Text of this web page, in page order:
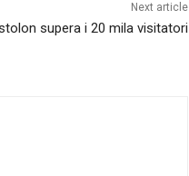
Next article
supera i 20 mila visitatori